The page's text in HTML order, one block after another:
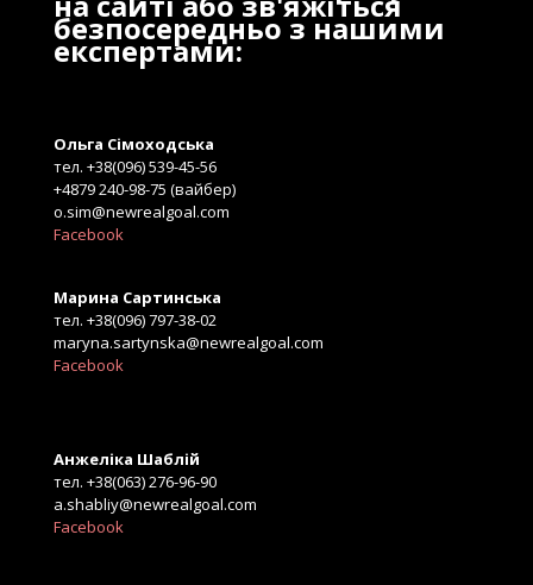
безпосередньо з нашими
експертами:
Ольга Сімоходська
тел. +38(096) 539-45-56
+4879 240-98-75 (вайбер)
o.sim@newrealgoal.com
Facebook
Марина Сартинська
тел. +38(096) 797-38-02
maryna.sartynska@newrealgoal.com
Facebook
Анжеліка Шаблій
тел. +38(063) 276-96-90
a.shabliy@newrealgoal.com
Facebook